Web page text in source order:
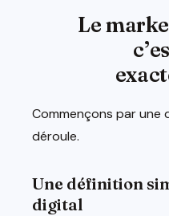
Le
Commençons par une
déroule.
Une définition
digital